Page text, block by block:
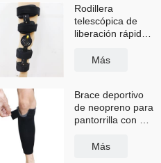
Rodillera
telescópica de
liberación rápida
los hombros
Más
Brace deportivo
de neopreno para
pantorrilla con CE
Más